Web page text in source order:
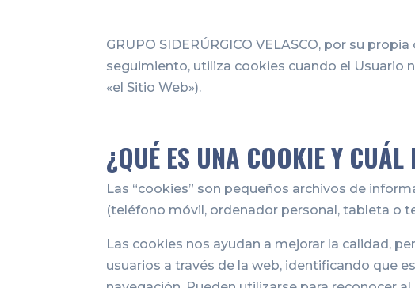
GRUPO SIDERÚRGICO VELASCO, por su
seguimiento, utiliza cookies cuando el Usuario
«el Sitio Web»).
¿QUÉ ES UNA COOKIE Y CUÁL
Las “cookies” son pequeños archivos de
(teléfono móvil, ordenador personal, tableta o
Las cookies nos ayudan a mejorar la calidad,
usuarios a través de la web, identificando que